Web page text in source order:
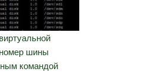
шины
командой